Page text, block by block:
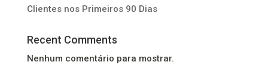
Clientes nos Primeiros 90 Dias
Recent Comments
Nenhum comentário para mostrar.